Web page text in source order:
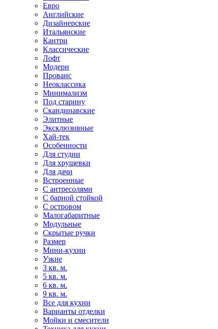
Евро
Английские
Дизайнерские
Итальянские
Кантри
Классические
Лофт
Модерн
Прованс
Неоклассика
Минимализм
Под старину
Скандинавские
Элитные
Эксклюзивные
Хай-тек
Особенности
Для студии
Для хрущевки
Для дачи
Встроенные
С антресолями
С барной стойкой
С островом
Малогабаритные
Модульные
Скрытые ручки
Размер
Мини-кухни
Узкие
3 кв. м.
5 кв. м.
6 кв. м.
9 кв. м.
Все для кухни
Варианты отделки
Мойки и смесители